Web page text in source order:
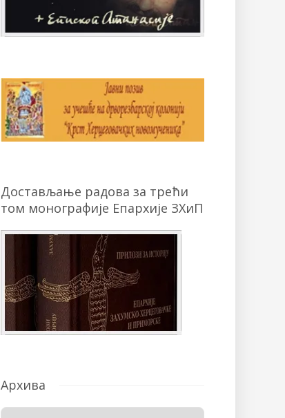
Достављање радова за трећи
том монографије Епархије ЗХиП
Архива